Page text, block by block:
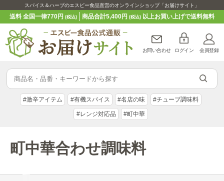
スパイス＆ハーブのエスビー食品直営のオンラインショップ「お届けサイト」
送料 全国一律770円(税込) 商品合計5,400円 (税込)以上お買い上げで送料無料
お問い合わせ ログイン 会員登録
#激辛アイテム #有機スパイス #名店の味 #チューブ調味料
#レンジ対応品 #町中華
町中華合わせ調味料